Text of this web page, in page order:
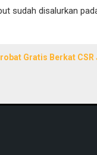
sudah disalurkan
Gratis Berkat CSR